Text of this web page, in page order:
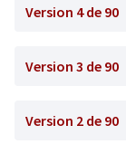
Version 4 de 90
Version 3 de 90
Version 2 de 90